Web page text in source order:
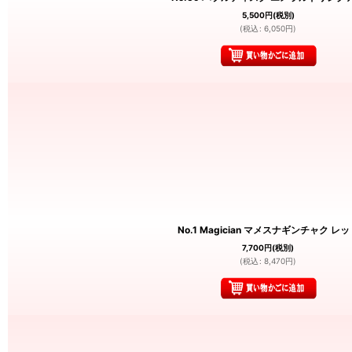
5,500円(税別)
(税込 : 6,050円)
No.1 Magician マメスナギンチャク レッ
7,700円(税別)
(税込 : 8,470円)